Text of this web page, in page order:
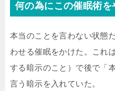
何の為にこの催眠術を
本当のことを言わない状態
わせる催眠をかけた。これ
する暗示のこと）で後で「
言う暗示を入れていた。